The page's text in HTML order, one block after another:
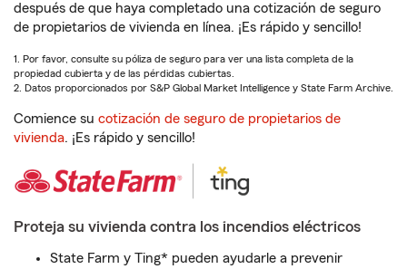
después de que haya completado una cotización de seguro
de propietarios de vivienda en línea. ¡Es rápido y sencillo!
1. Por favor, consulte su póliza de seguro para ver una lista completa de la
propiedad cubierta y de las pérdidas cubiertas.
2. Datos proporcionados por S&P Global Market Intelligence y State Farm Archive.
Comience su cotización de seguro de propietarios de
vivienda. ¡Es rápido y sencillo!
Proteja su vivienda contra los incendios eléctricos
State Farm y Ting* pueden ayudarle a prevenir